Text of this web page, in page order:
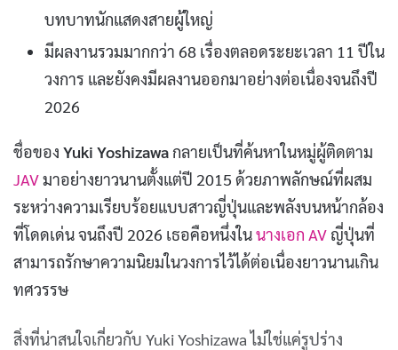
บทบาทนักแสดงสายผู้ใหญ่
มีผลงานรวมมากกว่า 68 เรื่องตลอดระยะเวลา 11 ปีใน
วงการ และยังคงมีผลงานออกมาอย่างต่อเนื่องจนถึงปี
2026
ชื่อของ Yuki Yoshizawaกลายเป็นที่ค้นหาในหมู่ผู้ติดตาม
JAVมาอย่างยาวนานตั้งแต่ปี 2015 ด้วยภาพลักษณ์ที่ผสม
ระหว่างความเรียบร้อยแบบสาวญี่ปุ่นและพลังบนหน้ากล้อง
ที่โดดเด่น จนถึงปี 2026 เธอคือหนึ่งในนางเอก AV ญี่ปุ่นที่
สามารถรักษาความนิยมในวงการไว้ได้ต่อเนื่องยาวนานเกิน
ทศวรรษ
สิ่งที่น่าสนใจเกี่ยวกับ Yuki Yoshizawa ไม่ใช่แค่รูปร่าง